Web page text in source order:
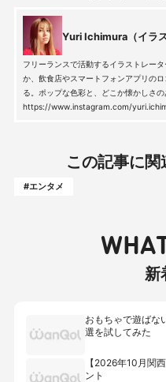
Yuri Ichimura（イラ
フリーランスで活動するイラストレー
か、飲食店やスマートフォンアプリの
る。ポップな色彩と、どこか懐かしさ
https://www.instagram.com/
この記事に
#エンタメ
新
おもちゃで遊ばな
選を試してみた
【2026年10月関
ント